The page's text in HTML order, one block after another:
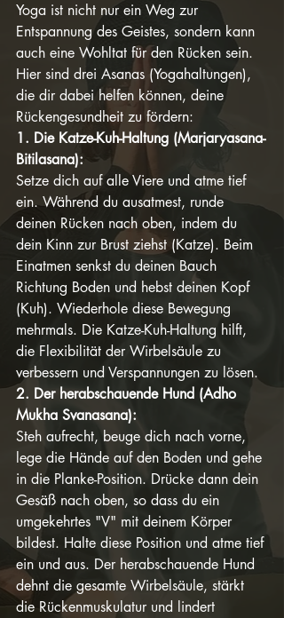
Yoga ist nicht nur ein Weg zur
Entspannung des Geistes, sondern kann
auch eine Wohltat für den Rücken sein.
Hier sind drei Asanas (Yogahaltungen),
die dir dabei helfen können, deine
Rückengesundheit zu fördern:
1. Die Katze-Kuh-Haltung (Marjaryasana-
Bitilasana):
Setze dich auf alle Viere und atme tief
ein. Während du ausatmest, runde
deinen Rücken nach oben, indem du
dein Kinn zur Brust ziehst (Katze). Beim
Einatmen senkst du deinen Bauch
Richtung Boden und hebst deinen Kopf
(Kuh). Wiederhole diese Bewegung
mehrmals. Die Katze-Kuh-Haltung hilft,
die Flexibilität der Wirbelsäule zu
verbessern und Verspannungen zu lösen.
2. Der herabschauende Hund (Adho
Mukha Svanasana):
Steh aufrecht, beuge dich nach vorne,
lege die Hände auf den Boden und gehe
in die Planke-Position. Drücke dann dein
Gesäß nach oben, so dass du ein
umgekehrtes "V" mit deinem Körper
bildest. Halte diese Position und atme tief
ein und aus. Der herabschauende Hund
dehnt die gesamte Wirbelsäule, stärkt
die Rückenmuskulatur und lindert